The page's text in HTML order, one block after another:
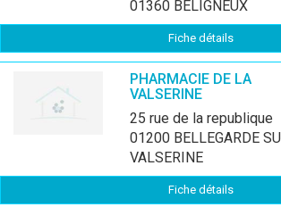
01360 BELIGNEUX
Fiche détails
PHARMACIE DE LA
VALSERINE
25 rue de la republique
01200 BELLEGARDE
VALSERINE
Fiche détails